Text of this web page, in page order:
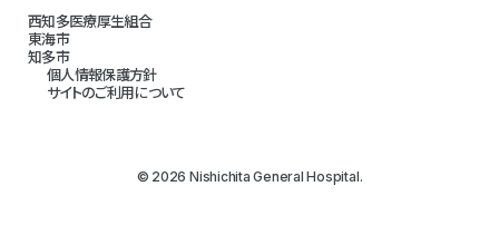
個人情報保護方針
サイトのご利用について
西知多医療厚生組合
東海市
知多市
© 2026 Nishichita General Hospital.